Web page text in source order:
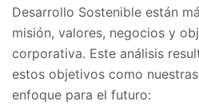
Desarrollo Sostenible están
misión, valores, negocios y
corporativa. Este análisis
estos objetivos como
enfoque para el futuro: